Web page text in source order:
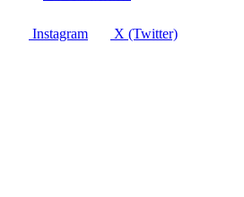
Instagram X (Twitter)